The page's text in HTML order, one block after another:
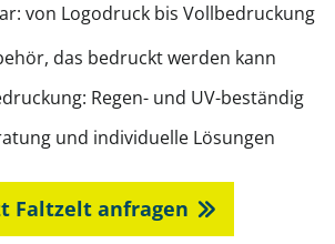
von Logodruck bis Vollbedruckung
das bedruckt werden kann
Regen- und UV-beständig
und individuelle Lösungen
Faltzelt anfragen